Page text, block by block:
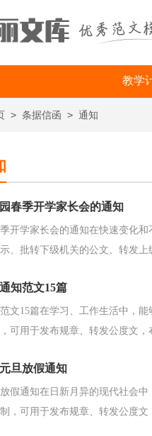
教学
> 条据信函 > 通知
春季开学家长会的通知
开学家长会的通知在快速变化
、批转下级机关的公文、转发
知范文15篇
文15篇在学习、工作生活中，
可用于发布规章、转发公度文
旦放假通知
假通知在日新月异的现代社会
，可用于发布规章、转发公度